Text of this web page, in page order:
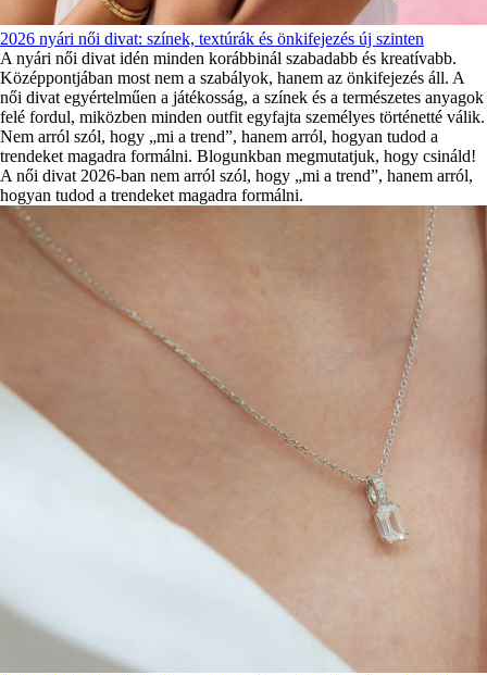
2026 nyári női divat: színek, textúrák és önkifejezés új szinten
A nyári női divat idén minden korábbinál szabadabb és kreatívabb.
Középpontjában most nem a szabályok, hanem az önkifejezés áll. A
női divat egyértelműen a játékosság, a színek és a természetes anyagok
felé fordul, miközben minden outfit egyfajta személyes történetté válik.
Nem arról szól, hogy „mi a trend”, hanem arról, hogyan tudod a
trendeket magadra formálni. Blogunkban megmutatjuk, hogy csináld!
A női divat 2026-ban nem arról szól, hogy „mi a trend”, hanem arról,
hogyan tudod a trendeket magadra formálni.